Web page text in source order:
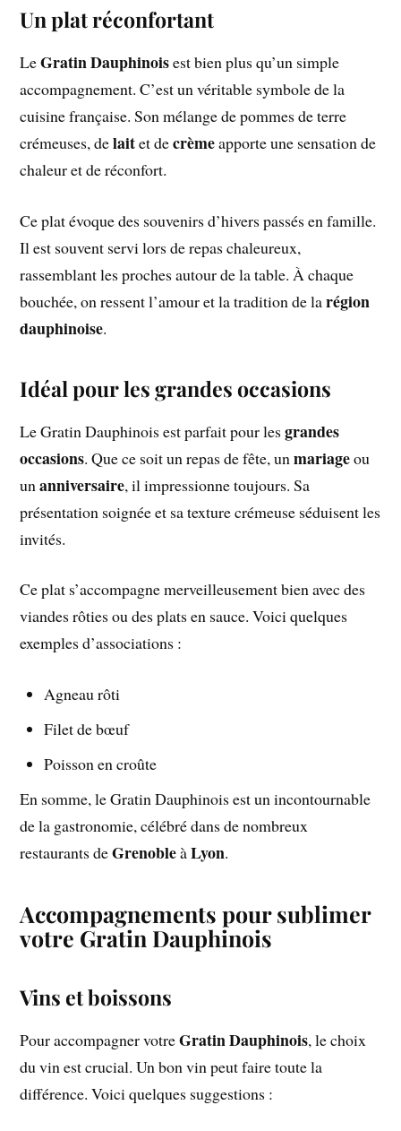
Un plat réconfortant
LeGratin Dauphinoisest bien plus qu’un simple
accompagnement. C’est un véritable symbole de la
cuisine française. Son mélange de pommes de terre
crémeuses, delaitet decrèmeapporte une sensation de
chaleur et de réconfort.
Ce plat évoque des souvenirs d’hivers passés en famille.
Il est souvent servi lors de repas chaleureux,
rassemblant les proches autour de la table. À chaque
bouchée, on ressent l’amour et la tradition de larégion
dauphinoise.
Idéal pour les grandes occasions
Le Gratin Dauphinois est parfait pour lesgrandes
occasions. Que ce soit un repas de fête, unmariageou
unanniversaire, il impressionne toujours. Sa
présentation soignée et sa texture crémeuse séduisent les
invités.
Ce plat s’accompagne merveilleusement bien avec des
viandes rôties ou des plats en sauce. Voici quelques
exemples d’associations :
Agneau rôti
Filet de bœuf
Poisson en croûte
En somme, le Gratin Dauphinois est un incontournable
de la gastronomie, célébré dans de nombreux
restaurants deGrenobleàLyon.
Accompagnements pour sublimer
votre Gratin Dauphinois
Vins et boissons
Pour accompagner votreGratin Dauphinois, le choix
du vin est crucial. Un bon vin peut faire toute la
différence. Voici quelques suggestions :